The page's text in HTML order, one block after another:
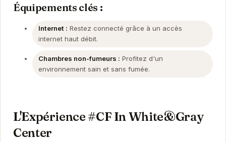
Équipements clés :
Internet : Restez connecté grâce à un accès
internet haut débit.
Chambres non-fumeurs : Profitez d'un
environnement sain et sans fumée.
L'Expérience #CF In White&Gray
Center